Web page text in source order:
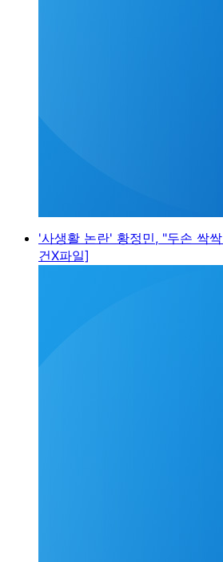
'사생활 논란' 황정민, "두손 싹
건X파일]